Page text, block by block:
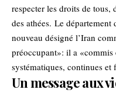
respecter les droits de tous,
des athées. Le département
nouveau désigné l’Iran
préoccupant»: il a
systématiques, continues
Un message aux